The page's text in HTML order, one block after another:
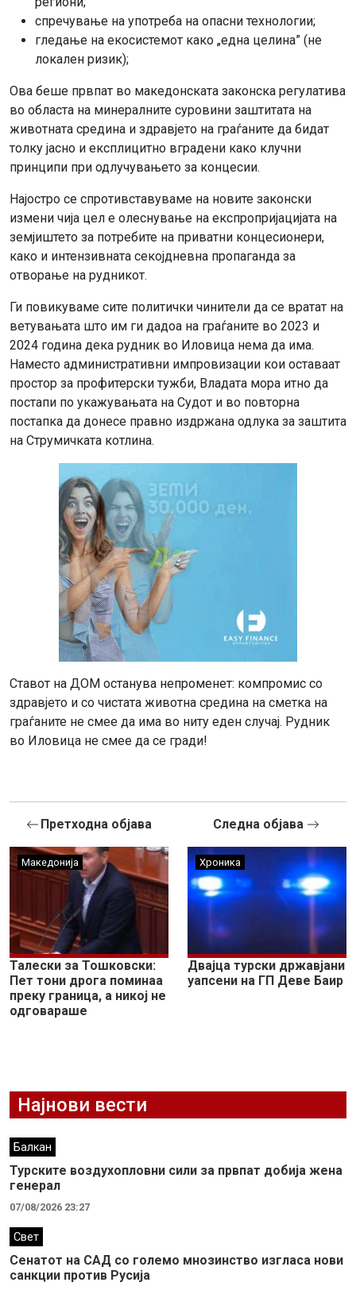
спречување на употреба на опасни технологии;
гледање на екосистемот како „една целина” (не
локален ризик);
Ова беше првпат во македонската законска регулатива
во областа на минералните суровини заштитата на
животната средина и здравјето на граѓаните да бидат
толку јасно и експлицитно вградени како клучни
принципи при одлучувањето за концесии.
Најостро се спротивставуваме на новите законски
измени чија цел е олеснување на експропријацијата на
земјиштето за потребите на приватни концесионери,
како и интензивната секојдневна пропаганда за
отворање на рудникот.
Ги повикуваме сите политички чинители да се вратат на
ветувањата што им ги дадоа на граѓаните во 2023 и
2024 година дека рудник во Иловица нема да има.
Наместо административни импровизации кои оставаат
простор за профитерски тужби, Владата мора итно да
постапи по укажувањата на Судот и во повторна
постапка да донесе правно издржана одлука за заштита
на Струмичката котлина.
Ставот на ДОМ останува непроменет: компромис со
здравјето и со чистата животна средина на сметка на
граѓаните не смее да има во ниту еден случај. Рудник
во Иловица не смее да се гради!
Претходна објава
Македонија
Талески за Тошковски:
Пет тони дрога поминаа
преку граница, а никој не
одговараше
Следна објава
Хроника
Двајца турски државјани
уапсени на ГП Деве Баир
Најнови вести
Балкан
Турските воздухопловни сили за првпат добија жена
генерал
07/08/2026 23:27
Свет
Сенатот на САД со големо мнозинство изгласа нови
санкции против Русија